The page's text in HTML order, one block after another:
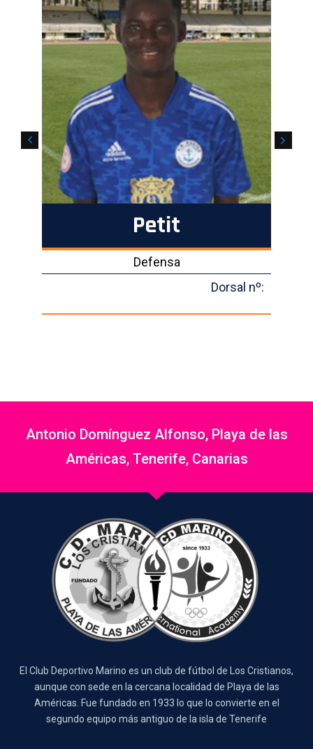
Petit
Defensa
Dorsal nº:
Antonio Domínguez Alfonso, Playa de las
Américas, Tenerife, Canarias
El Club Deportivo Marino es un club de fútbol de Los Cristianos,
aunque con sede en la cercana localidad de Playa de las
Américas. Fue fundado en 1933 lo que lo convierte en el
segundo equipo más antiguo de la isla de Tenerife